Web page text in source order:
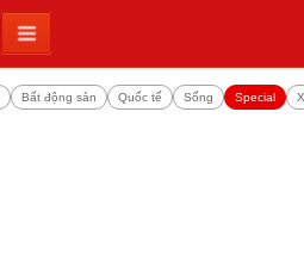
Bất động sản Quốc tế Sống Special